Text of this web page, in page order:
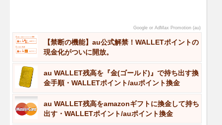
Google or AdMax Promotion (au)
【禁断の機能】au公式解禁！WALLETポイントの
現金化がついに開放。
au WALLET残高を『金(ゴールド)』で持ち出す換
金手順・WALLETポイント/auポイント換金
au WALLET残高をamazonギフトに換金して持ち
出す・WALLETポイント/auポイント換金